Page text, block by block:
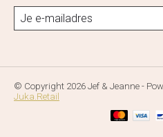
© Copyright 2026 Jef & Jeanne -
Juka.Retail